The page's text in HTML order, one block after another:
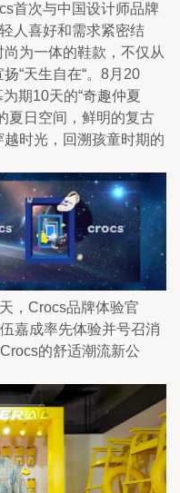
首次与中国设计师品牌
人喜好和需求紧密结
为一体的鞋款，不仅从
“天生自在“。8月20
期10天的“奇趣仲夏
夏日空间，鲜明的复古
时光，回溯孩童时期的
，Crocs品牌体验官
嘉成率先体验并号召消
的舒适潮流新公